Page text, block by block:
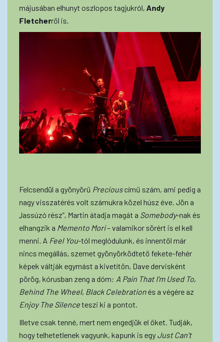
májusában elhunyt oszlopos tagjukról, Andy
Fletcherről is.
Felcsendül a gyönyörű Preciouscímű szám, ami pedig a
nagy visszatérés volt számukra közel húsz éve. Jön a
„lassúzó rész”, Martin átadja magát a Somebody-nak és
elhangzik a Memento Mori– valamikor sörért is el kell
menni. A Feel You-tól meglódulunk, és innentől már
nincs megállás, szemet gyönyörködtető fekete-fehér
képek váltják egymást a kivetítőn, Dave dervisként
pörög, kórusban zeng a dóm: A Pain That I'm Used To,
Behind The Wheel, Black Celebrationés a végére az
Enjoy The Silenceteszi ki a pontot.
Illetve csak tenné, mert nem engedjük el őket. Tudják,
hogy telhetetlenek vagyunk, kapunk is egy Just Can’t